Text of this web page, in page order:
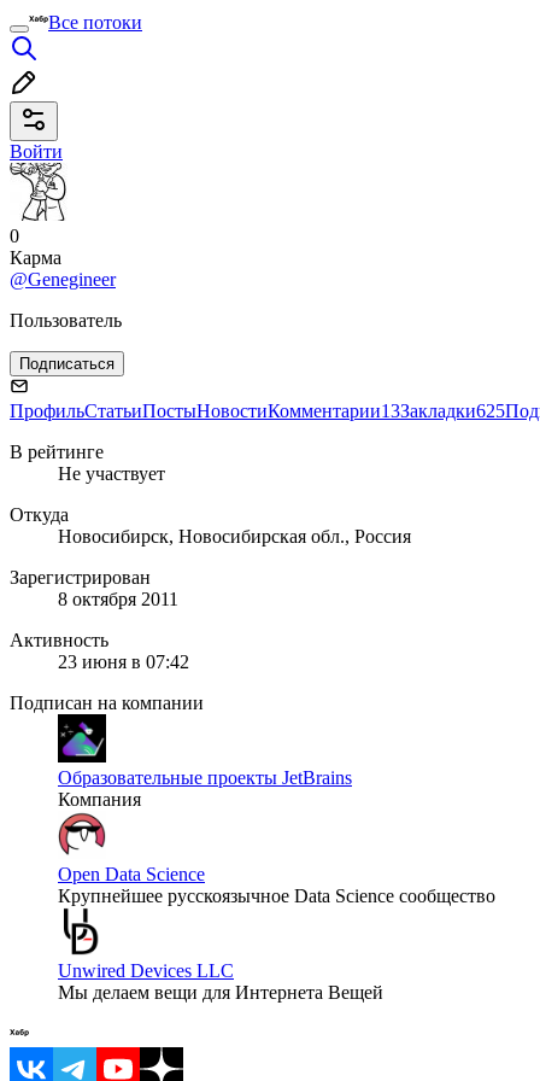
Все потоки
Войти
0
Карма
@Genegineer
Пользователь
Подписаться
ПрофильСтатьиПостыНовостиКомментарии13Закладки625
В рейтинге
Не участвует
Откуда
Новосибирск, Новосибирская обл., Россия
Зарегистрирован
8 октября 2011
Активность
23 июня в 07:42
Подписан на компании
Образовательные проекты JetBrains
Компания
Open Data Science
Крупнейшее русскоязычное Data Science сообщество
Unwired Devices LLC
Мы делаем вещи для Интернета Вещей